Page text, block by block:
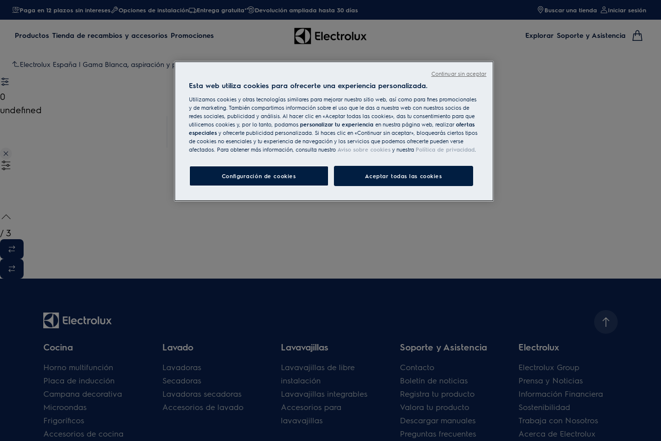
Paga en 12 plazos sin intereses Opciones de instalación Entrega gratuita* Devolución ampliada hasta 30 días Buscar una tienda Iniciar sesión
Productos Tienda de recambios y accesorios Promociones Explorar Soporte y Asistencia
Electrolux España | Gama Blanca, aspiración y pequeño electrodoméstico Cocción Microondas
0
undefined
/ 3
Cocina
Horno multifunción
Placa de inducción
Campana decorativa
Microondas
Frigoríficos
Accesorios de cocina
Lavado
Lavadoras
Secadoras
Lavadoras secadoras
Accesorios de lavado
Lavavajillas
Lavavajillas de libre
instalación
Lavavajillas integrables
Accesorios para
lavavajillas
Soporte y Asistencia
Contacto
Boletín de noticias
Registra tu producto
Valora tu producto
Descargar manuales
Preguntas frecuentes
Electrolux
Electrolux Group
Prensa y Noticias
Información Financiera
Sostenibilidad
Trabaja con Nosotros
Acerca de Electrolux
Esta web utiliza cookies para ofrecerte una experiencia personalizada.
Utilizamos cookies y otras tecnologías similares para mejorar nuestro sitio web, así como para fines promocionales
y de marketing. También compartimos información sobre el uso que le das a nuestra web con nuestros socios de
redes sociales, publicidad y análisis. Al hacer clic en «Aceptar todas las cookies», das tu consentimiento para que
utilicemos cookies y, por lo tanto, podamos personalizar tu experiencia en nuestra página web, realizar ofertas
especiales y ofrecerte publicidad personalizada. Si haces clic en «Continuar sin aceptar», bloquearás ciertos tipos
de cookies no esenciales y tu experiencia de navegación y los servicios que podemos ofrecerte pueden verse
afectados. Para obtener más información, consulta nuestro Aviso sobre cookies y nuestra Política de privacidad.
Configuración de cookies Aceptar todas las cookies
Continuar sin aceptar